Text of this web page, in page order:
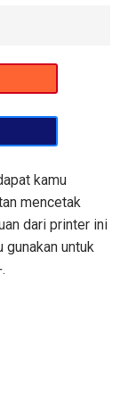
kamu
mencetak
dari printer ini
gunakan untuk